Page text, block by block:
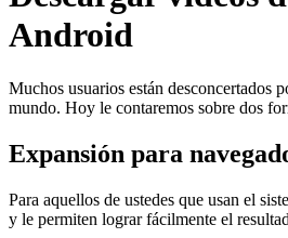
Android
Muchos usuarios están desconcertados
mundo. Hoy le contaremos sobre dos
Expansión para
Para aquellos de ustedes que usan el
y le permiten lograr fácilmente el